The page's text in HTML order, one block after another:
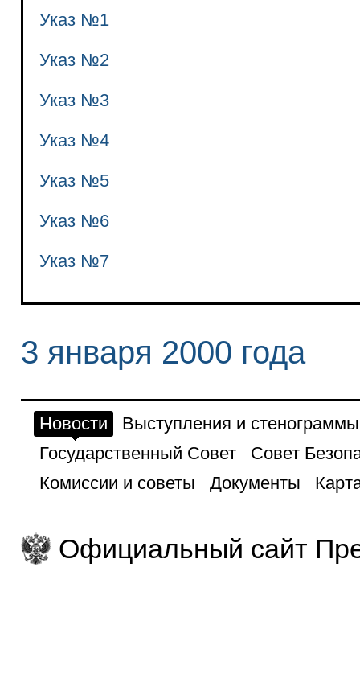
Указ №1
Указ №2
Указ №3
Указ №4
Указ №5
Указ №6
Указ №7
3 января 2000 года
Новости
Выступления и стенограммы
Государственный Совет
Совет
Комиссии и советы
Документы
Официальный сайт